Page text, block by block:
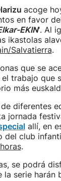
acoge
en favor
EKIN'. Al
ikastolas
Salvatierra.
que se
trabajo que
más
diferentes
jornada
allí, en
del club
.
se podrá
la serie